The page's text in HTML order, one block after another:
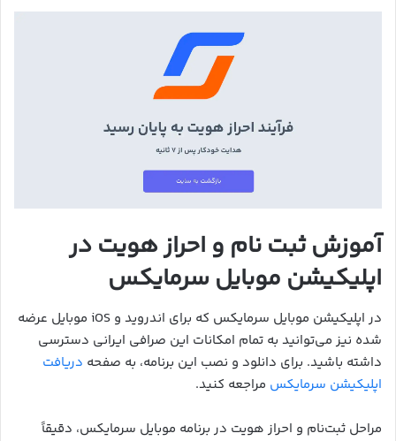
آموزش ثبت نام و احراز هویت در
اپلیکیشن موبایل سرمایکس
در اپلیکیشن موبایل سرمایکس که برای اندروید و iOS موبایل عرضه
شده نیز می‌توانید به تمام امکانات این صرافی ایرانی دسترسی
داشته باشید. برای دانلود و نصب این برنامه، به صفحه دریافت
اپلیکیشن سرمایکس مراجعه کنید.
مراحل ثبت‌نام و احراز هویت در برنامه موبایل سرمایکس، دقیقاً